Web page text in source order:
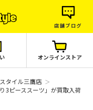
店舗ブログ
オンラインストア
タイル三鷹店
3ピーススーツ」が買取入荷